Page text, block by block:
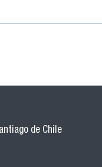
de Chile